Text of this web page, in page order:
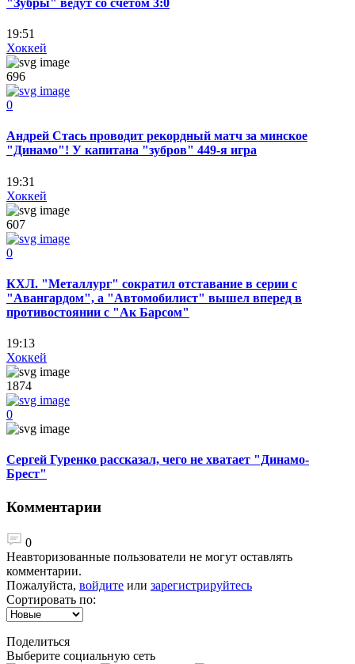
19:51
Хоккей
696
0
Андрей Стась проводит рекордный матч за минское
"Динамо"! У капитана "зубров" 449-я игра
19:31
Хоккей
607
0
КХЛ. "Металлург" сократил отставание в серии с
"Авангардом", а "Автомобилист" вышел вперед в
противостоянии с "Ак Барсом"
19:13
Хоккей
1874
0
Сергей Гуренко рассказал, чего не хватает "Динамо-
Брест"
Комментарии
0
Неавторизованные пользователи не могут оставлять
комментарии.
Пожалуйста, войдите или зарегистрируйтесь
Сортировать по:
Поделиться
Выберите социальную сеть